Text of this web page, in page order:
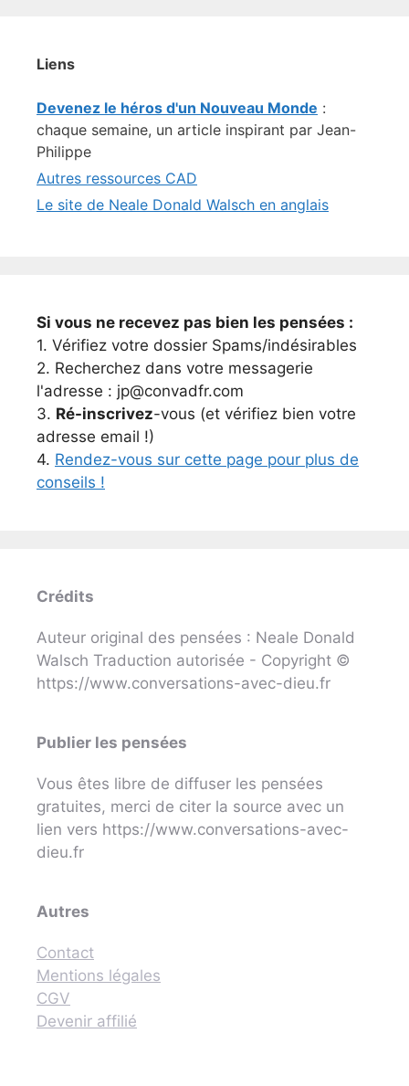
Liens
Devenez le héros d'un Nouveau Monde :
chaque semaine, un article inspirant par Jean-
Philippe
Autres ressources CAD
Le site de Neale Donald Walsch en anglais
Si vous ne recevez pas bien les pensées :
1. Vérifiez votre dossier Spams/indésirables
2. Recherchez dans votre messagerie
l'adresse : jp@convadfr.com
3. Ré-inscrivez-vous (et vérifiez bien votre
adresse email !)
4. Rendez-vous sur cette page pour plus de
conseils !
Crédits
Auteur original des pensées : Neale Donald
Walsch Traduction autorisée - Copyright ©
https://www.conversations-avec-dieu.fr
Publier les pensées
Vous êtes libre de diffuser les pensées
gratuites, merci de citer la source avec un
lien vers https://www.conversations-avec-
dieu.fr
Autres
Contact
Mentions légales
CGV
Devenir affilié